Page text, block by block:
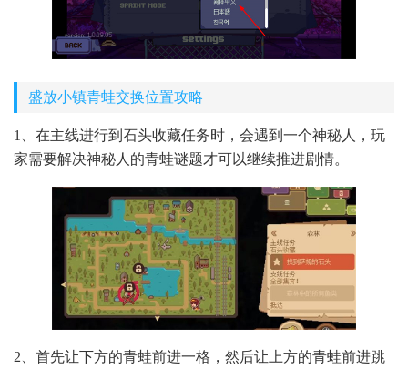
盛放小镇青蛙交换位置攻略
1、在主线进行到石头收藏任务时，会遇到一个神秘人，玩
家需要解决神秘人的青蛙谜题才可以继续推进剧情。
2、首先让下方的青蛙前进一格，然后让上方的青蛙前进跳